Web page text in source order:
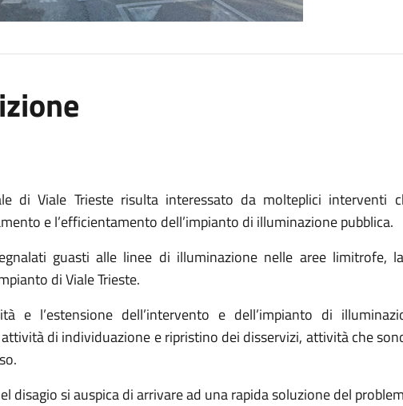
di Viale Trieste risulta interessato da molteplici interventi
e l’efficientamento dell’impianto di illuminazione pubblica.
guasti alle linee di illuminazione nelle aree limitrofe,
di Viale Trieste.
e l’estensione dell’intervento e dell’impianto di
di individuazione e ripristino dei disservizi, attività che
disagio si auspica di arrivare ad una rapida soluzione del